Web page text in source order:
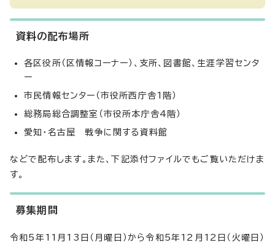
資料の配布場所
各区役所（区情報コーナー）、支所、図書館、生涯学習センタ
ー
市民情報センター（市役所西庁舎1階）
総務局総合調整室（市役所本庁舎4階）
愛知・名古屋 戦争に関する資料館
などで配布します。また、下記添付ファイルでもご覧いただけま
す。
募集期間
令和5年11月13日（月曜日）から令和5年12月12日（火曜日）